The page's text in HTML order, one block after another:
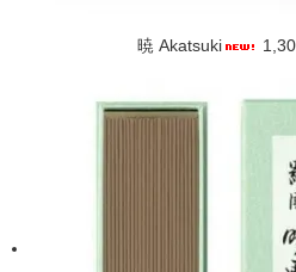
暁 Akatsuki